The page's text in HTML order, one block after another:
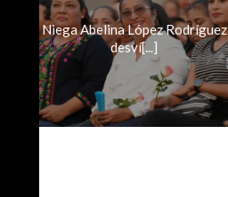
Niega Abelina López Rodríguez
desví[...]